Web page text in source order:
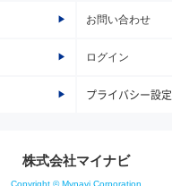
お問い合わせ
ログイン
プライバシー設定
株式会社マイナビ